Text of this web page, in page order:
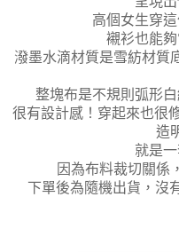
高個女生穿
襯衫也能
潑墨水滴材質是雪紡材質
整塊布是不規則弧形
很有設計感！穿起來也很
造
就是
因為布料裁切關係
下單後為隨機出貨，沒